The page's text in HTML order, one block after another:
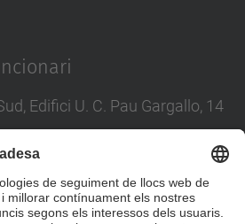
Edifici U. C. Pau Gargallo, 14